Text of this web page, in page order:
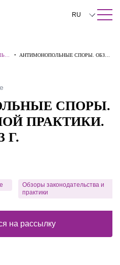
Закрыть
RU
中文
Italiano
• АНТИМОНОПОЛЬНЫЕ СПОРЫ. ОБЗОР
СПОРЫ.
ПРАКТИКИ.
Г.
Обзоры законодательства и
практики
на рассылку